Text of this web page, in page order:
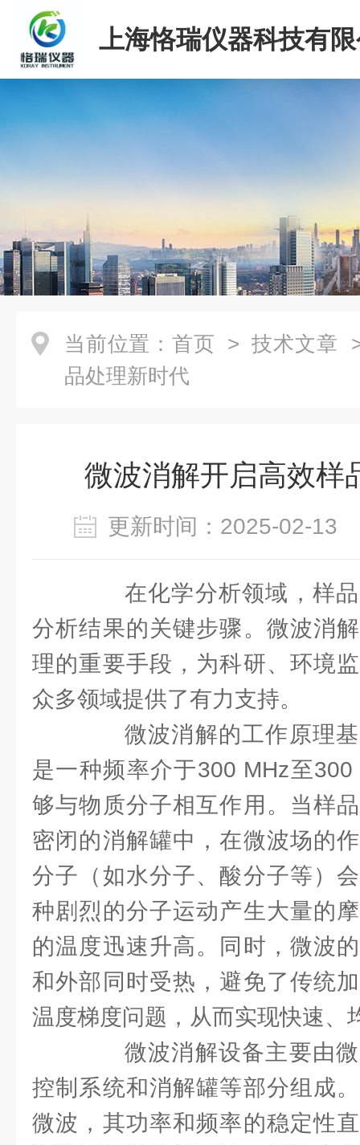
上海恪瑞仪器科技有
当前位置： 首页 > 技术文章
品处理新时代
微波消解开启高效样
更新时间：2025-02-
在化学分析领域，样品
分析结果的关键步骤。微波消
理的重要手段，为科研、环境
众多领域提供了有力支持。
微波消解的工作原理基
是一种频率介于300 MHz至
够与物质分子相互作用。当样
密闭的消解罐中，在微波场的
分子（如水分子、酸分子等）
种剧烈的分子运动产生大量的
的温度迅速升高。同时，微波
和外部同时受热，避免了传统
温度梯度问题，从而实现快速、
微波消解设备主要由微
控制系统和消解罐等部分组成
微波，其功率和频率的稳定性